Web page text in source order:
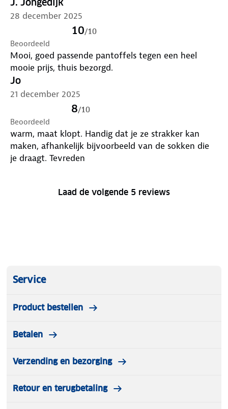
28 december 2025
10/10
Beoordeeld
Mooi, goed passende pantoffels tegen een heel
mooie prijs, thuis bezorgd.
Jo
21 december 2025
8/10
Beoordeeld
warm, maat klopt. Handig dat je ze strakker kan
maken, afhankelijk bijvoorbeeld van de sokken die
je draagt. Tevreden
Laad de volgende 5 reviews
Service
Product bestellen
Betalen
Verzending en bezorging
Retour en terugbetaling